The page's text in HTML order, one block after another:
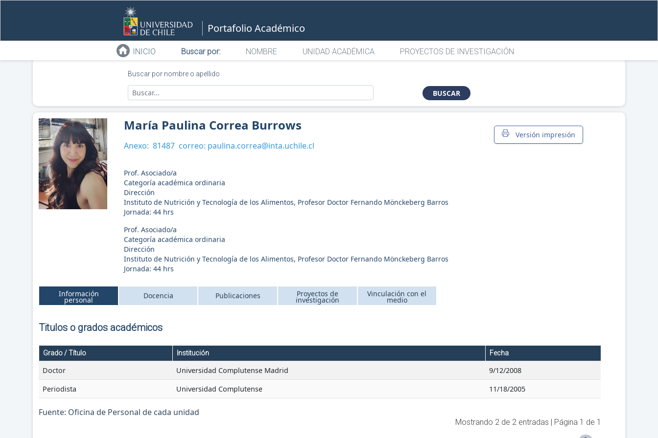
Portafolio Académico
INICIO Buscar por: NOMBRE UNIDAD ACADÉMICA PROYECTOS DE INVESTIGACIÓN
Buscar por nombre o apellido
BUSCAR
Versión impresión
María Paulina Correa Burrows
Anexo: 81487 correo: paulina.correa@inta.uchile.cl
Prof. Asociado/a
Categoría académica ordinaria
Dirección
Instituto de Nutrición y Tecnología de los Alimentos, Profesor Doctor Fernando Mönckeberg Barros
Jornada: 44hrs
Prof. Asociado/a
Categoría académica ordinaria
Dirección
Instituto de Nutrición y Tecnología de los Alimentos, Profesor Doctor Fernando Mönckeberg Barros
Jornada: 44hrs
Información
personal Docencia Publicaciones Proyectos de
investigación
Vinculación con el
medio
Titulos o grados académicos
Grado / Título Institución Fecha
Doctor Universidad Complutense Madrid
9/12/2008
Periodista
Universidad Complutense 11/18/2005
Fuente: Oficina de Personal de cada unidad
Mostrando 2 de 2 entradas | Página 1 de 1